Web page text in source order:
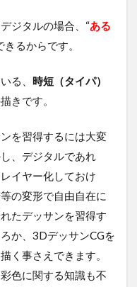
ジタルの場合、“ある
きるからです。
る、 時短（タイパ）
きです。
を習得するには大変
、デジタルであれ
イヤー化しておけ
の変形で自由自在に
たデッサンを習得す
か、3DデッサンCGを
く事さえできます。
色に関する知識も不